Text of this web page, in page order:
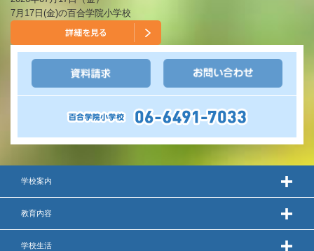
7月17日(金)の百合学院小学校
学校案内
教育内容
学校生活